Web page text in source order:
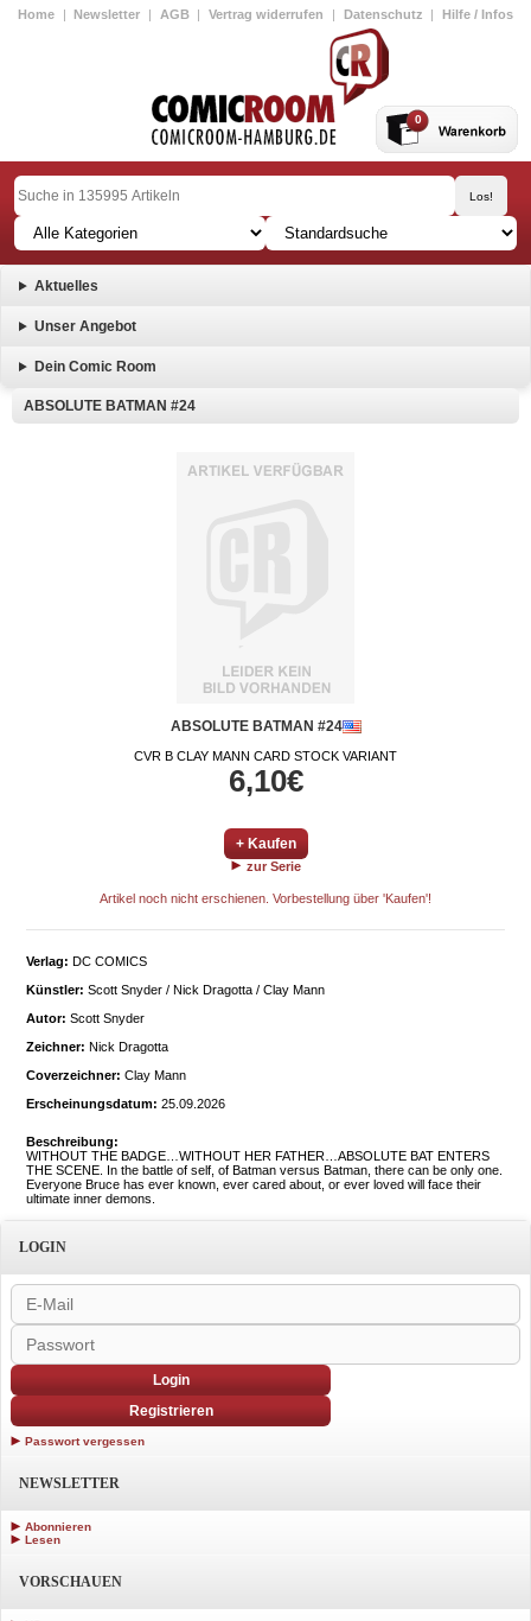
Home | Newsletter | AGB | Vertrag widerrufen | Datenschutz | Hilfe / Infos
0
Aktuelles
Unser Angebot
Dein Comic Room
ABSOLUTE BATMAN #24
ABSOLUTE BATMAN #24
CVR B CLAY MANN CARD STOCK VARIANT
6,10€
+ Kaufen
zur Serie
Artikel noch nicht erschienen. Vorbestellung über 'Kaufen'!
Verlag: DC COMICS
Künstler: Scott Snyder / Nick Dragotta / Clay Mann
Autor: Scott Snyder
Zeichner: Nick Dragotta
Coverzeichner: Clay Mann
Erscheinungsdatum: 25.09.2026
Beschreibung:
WITHOUT THE BADGE…WITHOUT HER FATHER…ABSOLUTE BAT ENTERS
THE SCENE. In the battle of self, of Batman versus Batman, there can be only one.
Everyone Bruce has ever known, ever cared about, or ever loved will face their
ultimate inner demons.
LOGIN
Login
Registrieren
Passwort vergessen
NEWSLETTER
Abonnieren
Lesen
VORSCHAUEN